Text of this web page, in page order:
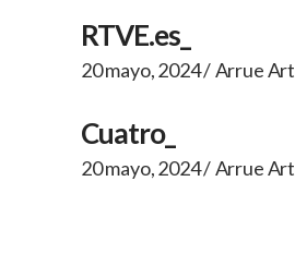
RTVE.es_
20 mayo, 2024 Arrue Art
Cuatro_
20 mayo, 2024 Arrue Art